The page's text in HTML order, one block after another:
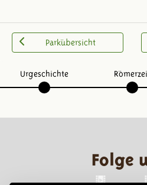
Parkübersicht
Urgeschichte
Folge